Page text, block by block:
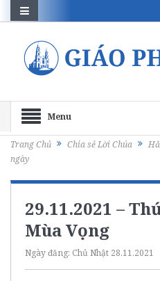
Menu
Trang Chủ Chia sẻ Lời Chúa
ngày
29.11.2021 –
Mùa Vọng
Ngày đăng: Chủ Nhật 28.11.2021